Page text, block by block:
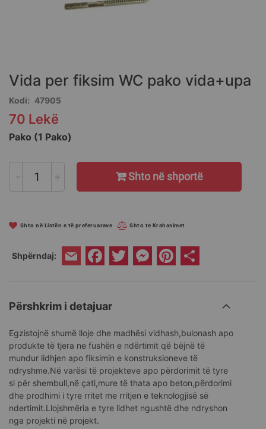
beginning
the
images
gallery
Vida per fiksim WC pako vida+upa
Kodi 47905
70 Lekë
Pako (1 Pako)
- + Shto në shportë
Shto në Listën e të preferuarave Shto te Krahasimet
Shpërndaj: Email Facebook
Twitter Messenger
Pinterest
Përshkrim i detajuar
Egzistojnë shumë lloje dhe madhësi vidhash,bulonash apo
produkte të tjera ne fushën e ndërtimit që bëjnë të
mundur lidhjen apo fiksimin e konstruksioneve të
ndryshme.Në varësi të projekteve apo përdorimit të tyre
si për shembull,në çati,mure të thata apo beton,përdorimi
dhe prodhimi i tyre rritet me rritjen e teknologjisë së
ndertimit.Llojshmëria e tyre lidhet ngushtë dhe ndryshon
nga projekti në projekt.